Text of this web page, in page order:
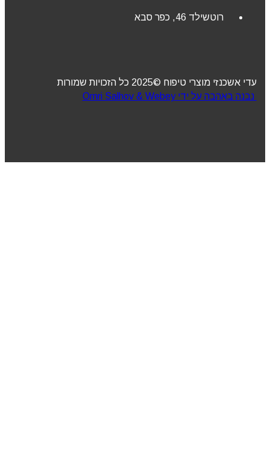
רוטשילד 46, כפר סבא
עדי אשכנזי מוצרי טיפוח ©2025 כל הזכויות שמורות
נבנה באהבה על ידי Omri Salhov & Webey